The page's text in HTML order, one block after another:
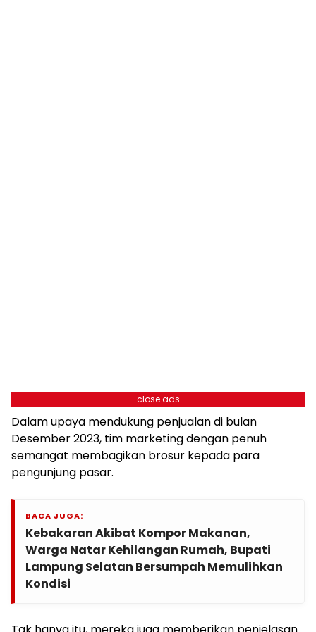
close ads
Dalam upaya mendukung penjualan di bulan
Desember 2023, tim marketing dengan penuh
semangat membagikan brosur kepada para
pengunjung pasar.
BACA JUGA:
Kebakaran Akibat Kompor Makanan,
Warga Natar Kehilangan Rumah, Bupati
Lampung Selatan Bersumpah Memulihkan
Kondisi